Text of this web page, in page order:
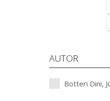
AUTOR
Botteri Dini,